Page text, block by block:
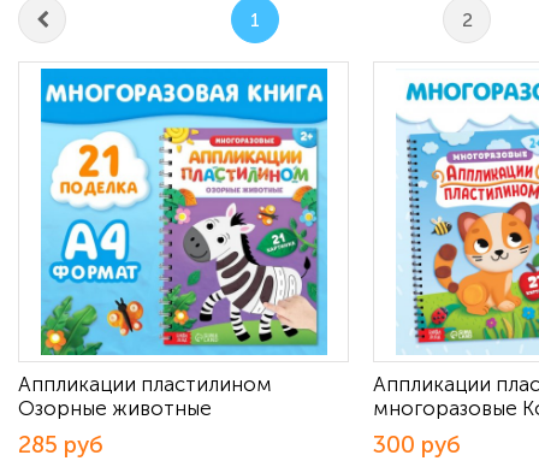
1 2
Аппликации пластилином
Озорные животные
285 руб
Аппликации
многоразовые
300 руб